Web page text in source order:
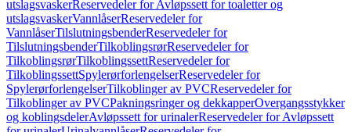
utslagsvaskerReservedeler for Avløpssett for toaletter og
utslagsvaskerVannlåserReservedeler for
VannlåserTilslutningsbenderReservedeler for
TilslutningsbenderTilkoblingsrørReservedeler for
TilkoblingsrørTilkoblingssettReservedeler for
TilkoblingssettSpylerørforlengelserReservedeler for
SpylerørforlengelserTilkoblinger av PVCReservedeler for
Tilkoblinger av PVCPakningsringer og dekkapperOvergangsstykker
og koblingsdelerAvløpssett for urinalerReservedeler for Avløpssett